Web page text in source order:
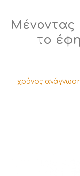
Μένοντας
το
χρόνος